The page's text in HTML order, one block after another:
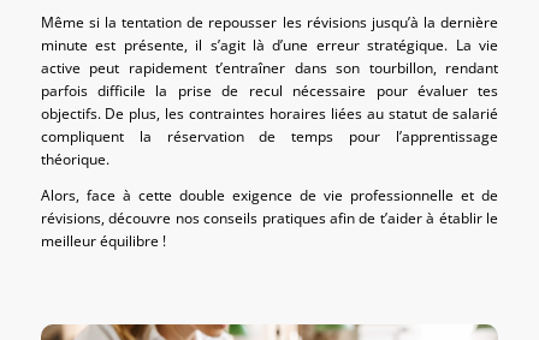
Même si la tentation de repousser les révisions jusqu’à la dernière
minute est présente, il s’agit là d’une erreur stratégique. La vie
active peut rapidement t’entraîner dans son tourbillon, rendant
parfois difficile la prise de recul nécessaire pour évaluer tes
objectifs. De plus, les contraintes horaires liées au statut de salarié
compliquent la réservation de temps pour l’apprentissage
théorique.
Alors, face à cette double exigence de vie professionnelle et de
révisions, découvre nos conseils pratiques afin de t’aider à établir le
meilleur équilibre !